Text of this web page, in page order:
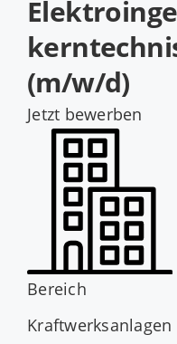
(m/w/d)
Jetzt bewerben
Bereich
Kraftwerksanlagen